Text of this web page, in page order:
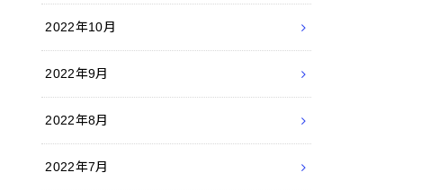
2022年10月
2022年9月
2022年8月
2022年7月